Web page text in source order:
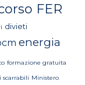
FER
divieti
energia
formazione gratuita
scarrabili Ministero